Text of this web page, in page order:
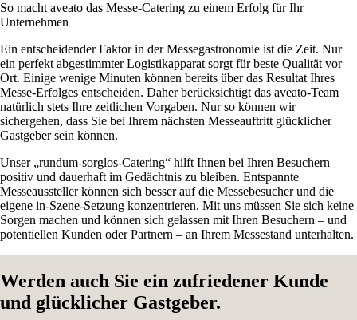
So macht aveato das Messe-Catering zu einem Erfolg für Ihr
Unternehmen
Ein entscheidender Faktor in der Messegastronomie ist die Zeit. Nur
ein perfekt abgestimmter Logistikapparat sorgt für beste Qualität vor
Ort. Einige wenige Minuten können bereits über das Resultat Ihres
Messe-Erfolges entscheiden. Daher berücksichtigt das aveato-Team
natürlich stets Ihre zeitlichen Vorgaben. Nur so können wir
sichergehen, dass Sie bei Ihrem nächsten Messeauftritt glücklicher
Gastgeber sein können.
Unser „rundum-sorglos-Catering“ hilft Ihnen bei Ihren Besuchern
positiv und dauerhaft im Gedächtnis zu bleiben. Entspannte
Messeaussteller können sich besser auf die Messebesucher und die
eigene in-Szene-Setzung konzentrieren. Mit uns müssen Sie sich keine
Sorgen machen und können sich gelassen mit Ihren Besuchern – und
potentiellen Kunden oder Partnern – an Ihrem Messestand unterhalten.
Werden auch Sie ein zufriedener Kunde
und glücklicher Gastgeber.